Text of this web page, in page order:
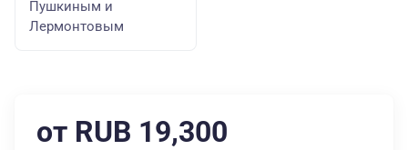
Пушкиным и
Лермонтовым
от RUB 19,300